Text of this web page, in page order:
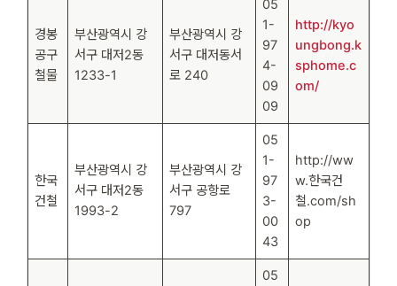
경봉
공구
철물
부산광역시 강
서구 대저2동
1233-1
부산광역시 강
서구 대저동서
로 240
05
1-
97
4-
09
09
http://kyo
ungbong.k
sphome.c
om/
한국
건철
부산광역시 강
서구 대저2동
1993-2
부산광역시 강
서구 공항로
797
05
1-
97
3-
00
43
http://ww
w.한국건
철.com/sh
op
05